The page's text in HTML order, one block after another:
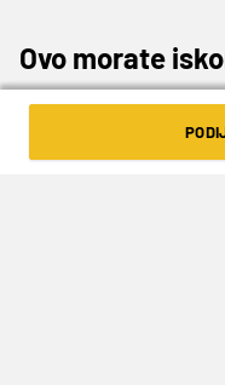
Ovo morate
|21:00|